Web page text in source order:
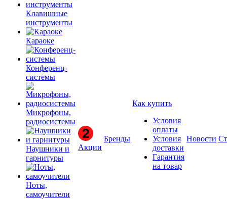
Клавишные
инструменты
Караоке
Конференц-
системы
Микрофоны,
радиосистемы
Наушники и
гарнитуры
Ноты,
самоучители
Акции
Бренды
Как купить
Условия
оплаты
Условия
доставки
Гарантия
на товар
Новости